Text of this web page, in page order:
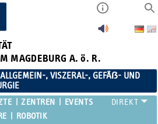
MAGDEBURG A. ö. R.
, VISZERAL-, GEFÄẞ- UND
ZENTREN
EVENTS
ROBOTIK